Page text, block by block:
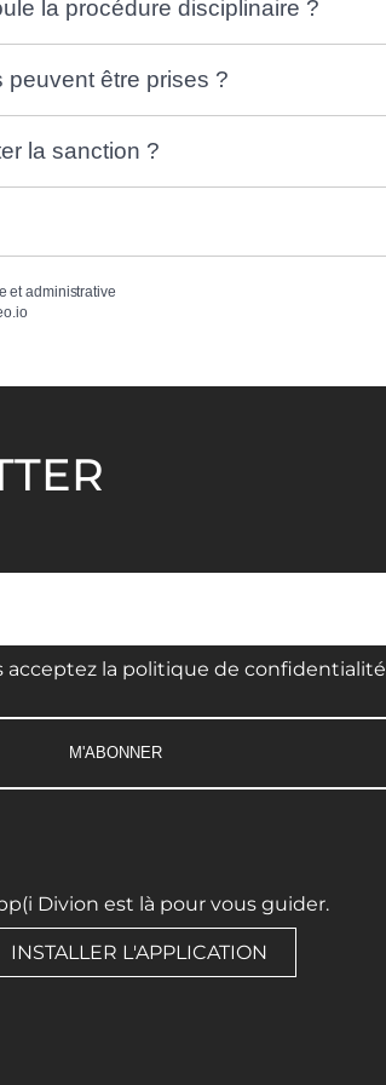
la procédure disciplinaire ?
peuvent être prises ?
la sanction ?
et administrative
acceptez la politique de confidentialité
Divion est là pour vous guider.
INSTALLER L'APPLICATION